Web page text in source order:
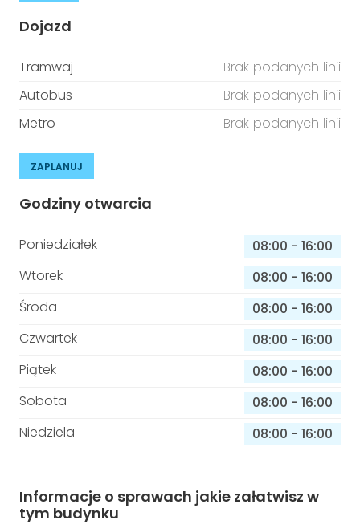
Dojazd
Tramwaj
Brak podanych linii
Autobus
Brak podanych linii
Metro
Brak podanych linii
ZAPLANUJ
Godziny otwarcia
Poniedziałek 08:00 - 16:00
Wtorek
08:00 - 16:00
Środa
08:00 - 16:00
Czwartek
08:00 - 16:00
Piątek
08:00 - 16:00
Sobota
08:00 - 16:00
Niedziela
08:00 - 16:00
Informacje o sprawach jakie załatwisz w
tym budynku